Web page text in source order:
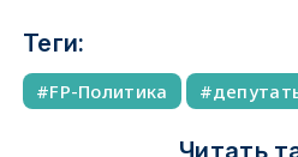
Теги:
FP-Политика
Читать